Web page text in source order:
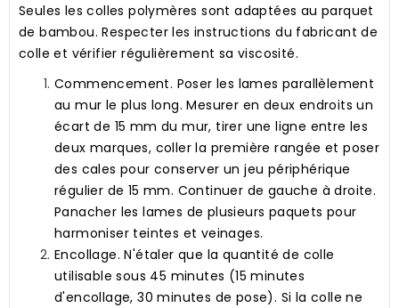
Seules les colles polymères sont adaptées au parquet
de bambou. Respecter les instructions du fabricant de
colle et vérifier régulièrement sa viscosité.
Commencement. Poser les lames parallèlement
au mur le plus long. Mesurer en deux endroits un
écart de 15 mm du mur, tirer une ligne entre les
deux marques, coller la première rangée et poser
des cales pour conserver un jeu périphérique
régulier de 15 mm. Continuer de gauche à droite.
Panacher les lames de plusieurs paquets pour
harmoniser teintes et veinages.
Encollage. N'étaler que la quantité de colle
utilisable sous 45 minutes (15 minutes
d'encollage, 30 minutes de pose). Si la colle ne